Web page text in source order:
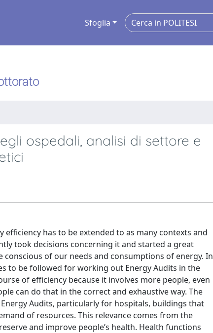
Sfoglia
ospedali, analisi di settore e
has to be extended to as many contexts and
took decisions concerning it and started a great
of our needs and consumptions of energy. In
to be followed for working out Energy Audits in the
of efficiency because it involves more people, even
can do that in the correct and exhaustive way. The
Audits, particularly for hospitals, buildings that
of resources. This relevance comes from the
and improve people’s health. Health functions